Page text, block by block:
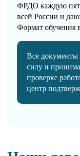
ФРДО каждую
всей России и
Формат обучения
Все
силу и
проверке
центр